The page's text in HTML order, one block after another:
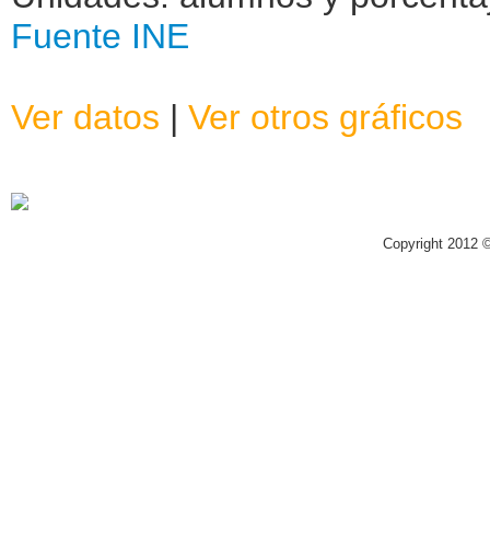
Fuente INE
Ver datos | Ver otros gráficos
Copyright 2012